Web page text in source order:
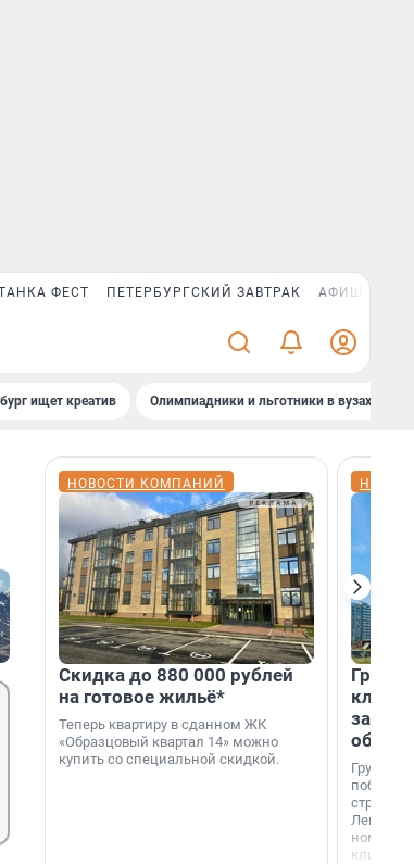
ФЕСТ ПЕТЕРБУРГСКИЙ ЗАВТРАК АФИША PLUS
ищет креатив Олимпиадники и льготники в вузах СПб
НОВОСТИ КОМПАНИЙ
Скидка до 880 000 рублей
на готовое жильё*
Теперь квартиру в сданном ЖК
«Образцовый квартал 14» можно
купить со специальной скидкой.
Группа